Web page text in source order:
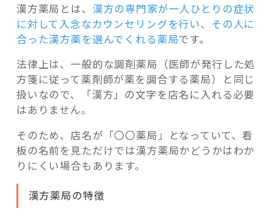
漢方薬局とは、 漢方の専門家が一人ひとりの症状
に対して入念なカウンセリングを行い、その人に
合った漢方薬を選んでくれる薬局です。
法律上は、一般的な調剤薬局（医師が発行した処
方箋に従って薬剤師が薬を調合する薬局）と同じ
扱いなので、「漢方」の文字を店名に入れる必要
はありません。
そのため、店名が「〇〇薬局」となっていて、看
板の名前を見ただけでは漢方薬局かどうかはわか
りにくい場合もあります。
漢方薬局の特徴